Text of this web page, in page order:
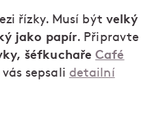
řízky. Musí být velký
jako papír. Připravte
šéfkuchařeCafé
sepsali detailní